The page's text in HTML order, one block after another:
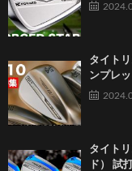
タイト
ンプレ
タイト
ド） 試